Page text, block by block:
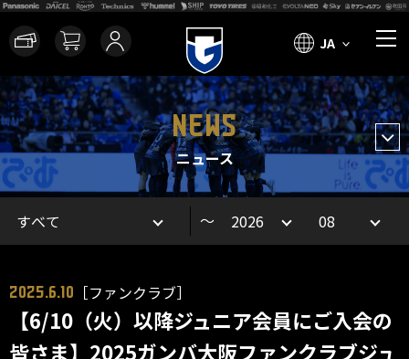
JA
NEWS
ニュース
～
2025.6.10 ［ファンクラブ］
【6/10（火）以降ジュニア会員にご入会の
皆さま】2025ガンバ大阪ファンクラブジュ